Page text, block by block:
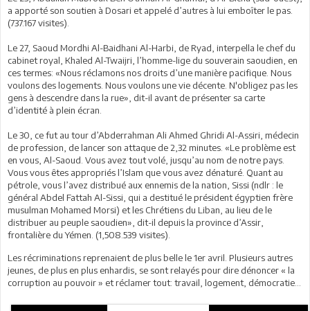
a apporté son soutien à Dosari et appelé d’autres à lui emboîter le pas.
(737.167 visites).
Le 27, Saoud Mordhi Al-Baidhani Al-Harbi, de Ryad, interpella le chef du
cabinet royal, Khaled Al-Twaijri, l’homme-lige du souverain saoudien, en
ces termes: «Nous réclamons nos droits d’une manière pacifique. Nous
voulons des logements. Nous voulons une vie décente. N'obligez pas les
gens à descendre dans la rue», dit-il avant de présenter sa carte
d’identité à plein écran.
Le 30, ce fut au tour d’Abderrahman Ali Ahmed Ghridi Al-Assiri, médecin
de profession, de lancer son attaque de 2,32 minutes. «Le problème est
en vous, Al-Saoud. Vous avez tout volé, jusqu’au nom de notre pays.
Vous vous êtes appropriés l’Islam que vous avez dénaturé. Quant au
pétrole, vous l’avez distribué aux ennemis de la nation, Sissi (ndlr : le
général Abdel Fattah Al-Sissi, qui a destitué le président égyptien frère
musulman Mohamed Morsi) et les Chrétiens du Liban, au lieu de le
distribuer au peuple saoudien», dit-il depuis la province d’Assir,
frontalière du Yémen. (1,508.539 visites).
Les récriminations reprenaient de plus belle le 1er avril. Plusieurs autres
jeunes, de plus en plus enhardis, se sont relayés pour dire dénoncer « la
corruption au pouvoir » et réclamer tout: travail, logement, démocratie...